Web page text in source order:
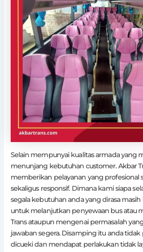
Selain mempunyai kualitas armada yang
menunjang kebutuhan customer. Akbar
memberikan pelayanan yang profesional
sekaligus responsif. Dimana kami siapa
segala kebutuhan anda yang dirasa
untuk melanjutkan penyewaan bus atau
Trans ataupun mengenai permasalah
jawaban segera. Disamping itu anda tidak
dicueki dan mendapat perlakukan tidak